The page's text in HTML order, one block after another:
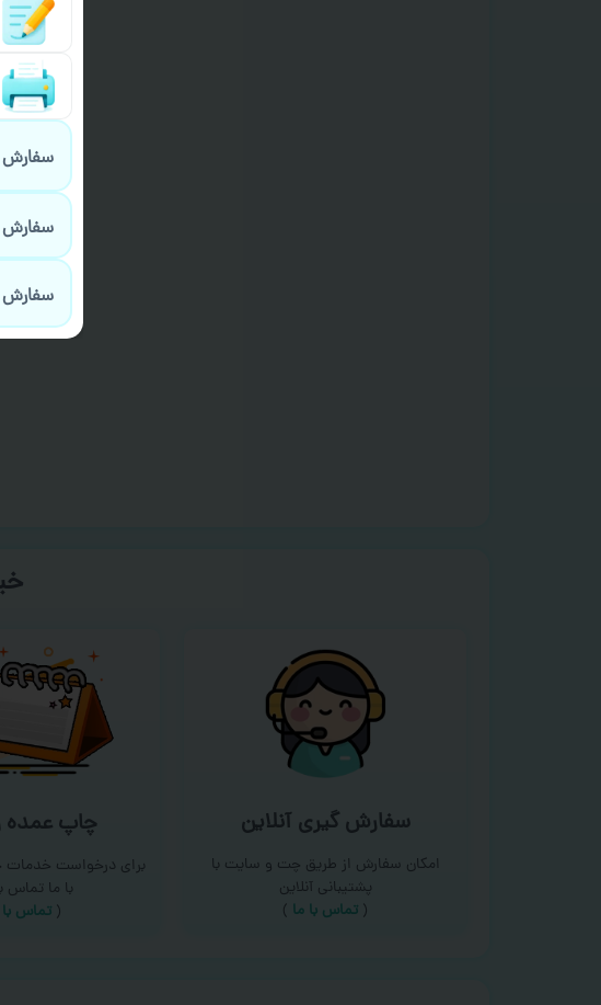
سفارش گیری آنلاین
امکان سفارش از طریق چت و سایت با
پشتیبانی آنلاین
( تماس با ما‌ )
چاپ عمده
برای درخواست خدمات
با ما تماس
( تماس با
سفارش